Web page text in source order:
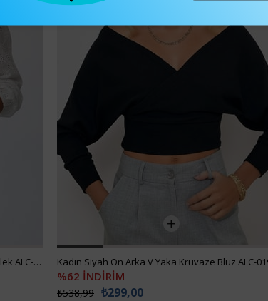
Kadın Beyaz Güpür Dokuma Premıum Gömlek ALC-X4366
%62 İNDİRİM
₺299,00
₺538,99